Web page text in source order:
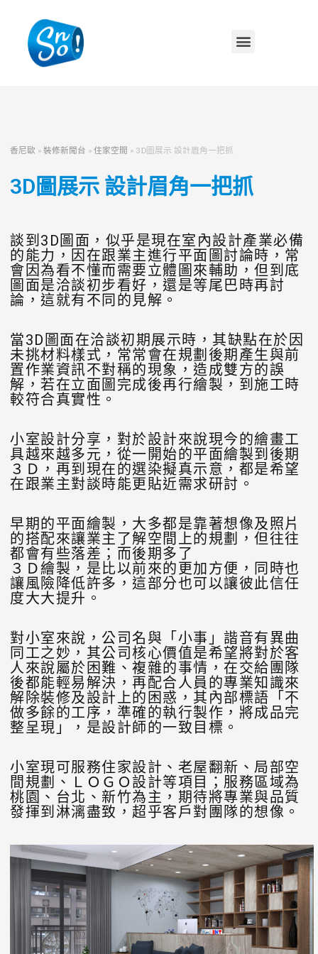
香尼歐 »裝修新聞台 »住家空間 » 3D圖展示 設計眉角一把抓
3D圖展示 設計眉角一把抓
談到3D圖面，似乎是現在室內設計產業必備
的能力，因在跟業主進行平面圖討論時，常
會因為看不懂而需要立體圖來輔助，但到底
圖面是洽談初步看好，還是等尾巴時再討
論，這就有不同的見解。
當3D圖面在洽談初期展示時，其缺點在於因
未挑材料樣式，常常會在規劃後期產生與前
置作業資訊不對稱的現象，造成雙方的誤
解，若在立面圖完成後再行繪製，到施工時
較符合真實性。
小室設計分享，對於設計來說現今的繪畫工
具越來越多元，從一開始的平面繪製到後期
３Ｄ，再到現在的選染擬真示意，都是希望
在跟業主對談時能更貼近需求研討。
早期的平面繪製，大多都是靠著想像及照片
的搭配來讓業主了解空間上的規劃，但往往
都會有些落差；而後期多了
３Ｄ繪製，是比以前來的更加方便，同時也
讓風險降低許多，這部分也可以讓彼此信任
度大大提升。
對小室來說，公司名與「小事」諧音有異曲
同工之妙，其公司核心價值是希望將對於客
人來說屬於困難、複雜的事情，在交給團隊
後都能輕易解決，再配合人員的專業知識來
解除裝修及設計上的困惑，其內部標語「不
做多餘的工序，準確的執行製作，將成品完
整呈現」，是設計師的一致目標。
小室現可服務住家設計、老屋翻新、局部空
間規劃、ＬＯＧＯ設計等項目；服務區域為
桃園、台北、新竹為主，期待將專業與品質
發揮到淋漓盡致，超乎客戶對團隊的想像。